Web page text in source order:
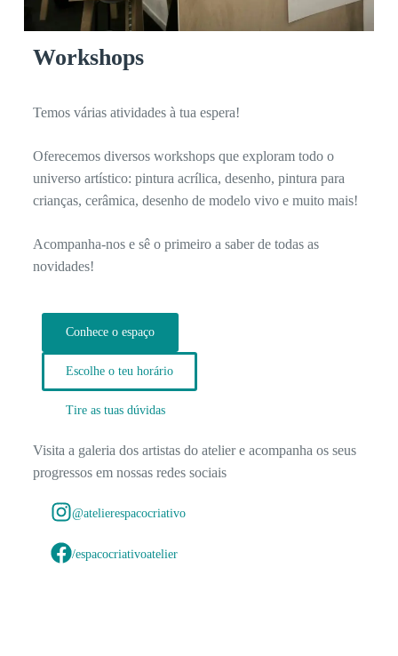
Workshops
Temos várias atividades à tua espera!
Oferecemos diversos workshops que exploram todo o
universo artístico: pintura acrílica, desenho, pintura para
crianças, cerâmica, desenho de modelo vivo e muito mais!
Acompanha-nos e sê o primeiro a saber de todas as
novidades!
Conhece o espaço
Escolhe o teu horário
Tire as tuas dúvidas
Visita a galeria dos artistas do atelier e acompanha os seus
progressos em nossas redes sociais
@atelierespacocriativo
/espacocriativoatelier